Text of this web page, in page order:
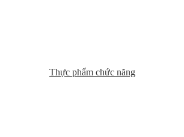
Thực phẩm chức năng